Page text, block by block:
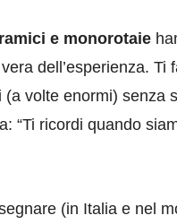
e monorotaie
dell’esperienza.
volte enormi) senza
“Ti ricordi quando
(in Italia e nel